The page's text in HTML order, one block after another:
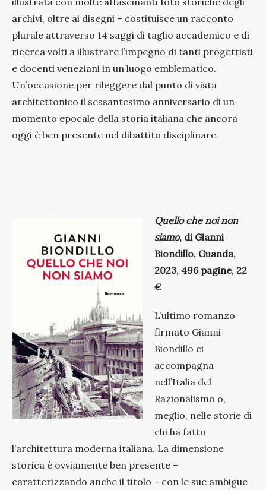
archivi, oltre ai disegni – costituisce un racconto
plurale attraverso 14 saggi di taglio accademico e di
ricerca volti a illustrare l’impegno di tanti progettisti
e docenti veneziani in un luogo emblematico.
Un’occasione per rileggere dal punto di vista
architettonico il sessantesimo anniversario di un
momento epocale della storia italiana che ancora
oggi è ben presente nel dibattito disciplinare.
Quello che noi non
siamo, di Gianni
Biondillo, Guanda,
2023, 496 pagine, 22
€
L’ultimo romanzo
firmato Gianni
Biondillo ci
accompagna
nell’Italia del
Razionalismo o,
meglio, nelle storie di
chi ha fatto
l’architettura moderna italiana. La dimensione
storica è ovviamente ben presente –
caratterizzando anche il titolo – con le sue ambigue